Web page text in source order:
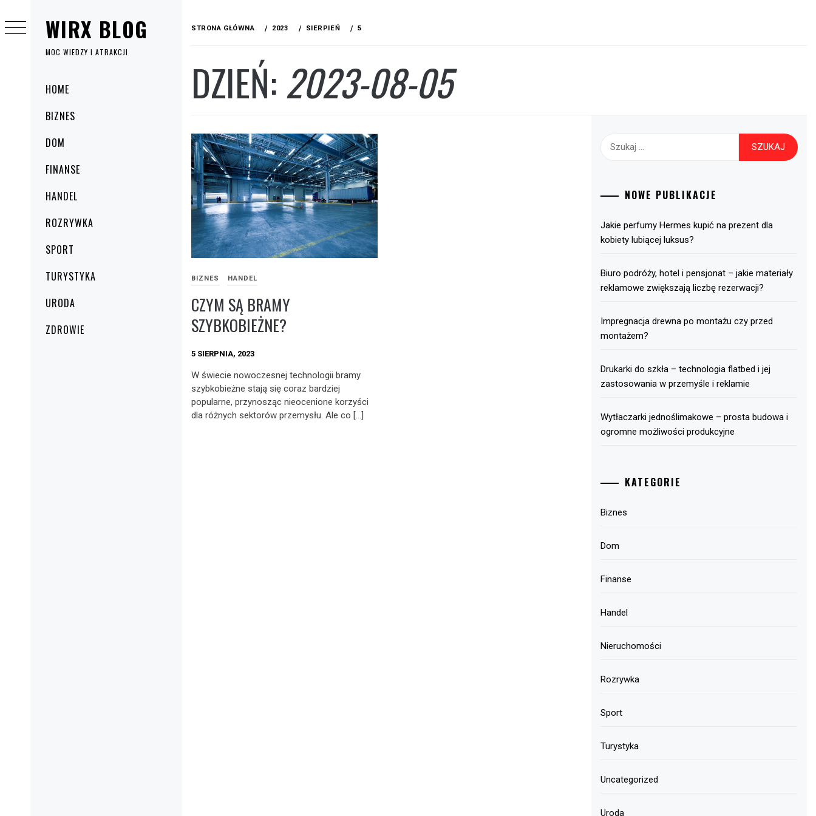
WIRX BLOG
MOC WIEDZY I ATRAKCJI
Menu
główne
HOME
BIZNES
DOM
FINANSE
HANDEL
ROZRYWKA
SPORT
TURYSTYKA
URODA
ZDROWIE
do
treści
STRONA GŁÓWNA 2023 SIERPIEŃ 5
DZIEŃ:2023-08-05
BIZNES HANDEL
CZYM SĄ BRAMY
SZYBKOBIEŻNE?
5 SIERPNIA, 2023
W świecie nowoczesnej technologii bramy
szybkobieżne stają się coraz bardziej
popularne, przynosząc nieocenione korzyści
dla różnych sektorów przemysłu. Ale co […]
Szukaj:
NOWE PUBLIKACJE
Jakie perfumy Hermes kupić na prezent dla
kobiety lubiącej luksus?
Biuro podróży, hotel i pensjonat – jakie materiały
reklamowe zwiększają liczbę rezerwacji?
Impregnacja drewna po montażu czy przed
montażem?
Drukarki do szkła – technologia flatbed i jej
zastosowania w przemyśle i reklamie
Wytłaczarki jednoślimakowe – prosta budowa i
ogromne możliwości produkcyjne
KATEGORIE
Biznes
Dom
Finanse
Handel
Nieruchomości
Rozrywka
Sport
Turystyka
Uncategorized
Uroda